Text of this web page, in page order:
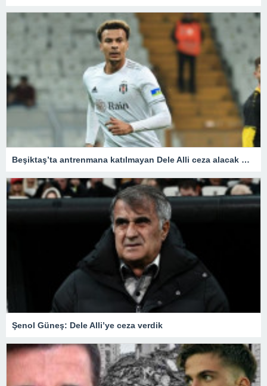
Beşiktaş’ta antrenmana katılmayan Dele Alli ceza alacak mı? – Son Dakika Spor Haberleri
Şenol Güneş: Dele Alli’ye ceza verdik